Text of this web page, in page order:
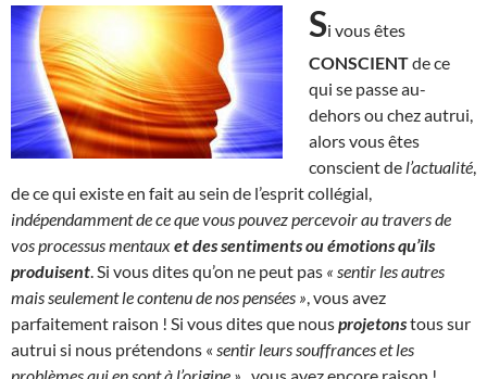
Si vous êtes
CONSCIENTde ce
qui se passe au-
dehors ou chez autrui,
alors vous êtes
conscient de l’actualité
de ce qui existe en fait au sein de l’esprit collégial,
indépendamment de ce que vous pouvez percevoir au travers de
vos processus mentauxet des sentiments ou émotions qu’ils
produisent . Si vous dites qu’on ne peut pas « sentir les autres
mais seulement le contenu de nos pensées » , vous avez
parfaitement raison ! Si vous dites que nousprojetonstous sur
autrui si nous prétendons « sentir leurs souffrances et les
problèmes qui en sont à l’origine » , vous avez encore raison !